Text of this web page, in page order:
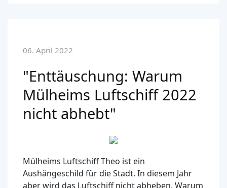
06. April 2022
"Enttäuschung: Warum
Mülheims Luftschiff 2022
nicht abhebt"
Mülheims Luftschiff Theo ist ein
Aushängeschild für die Stadt. In diesem Jahr
aber wird das Luftschiff nicht abheben. Warum